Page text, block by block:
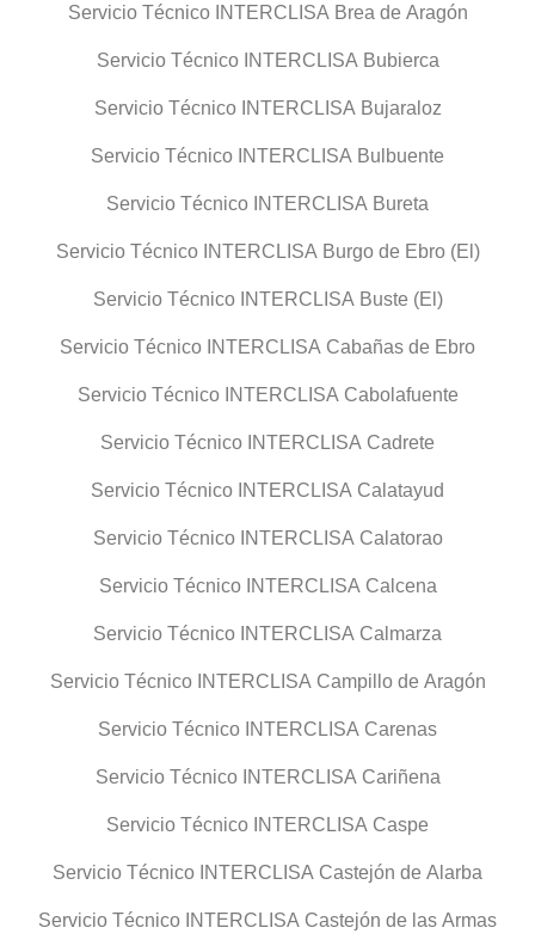
Servicio Técnico INTERCLISA Brea de Aragón
Servicio Técnico INTERCLISA Bubierca
Servicio Técnico INTERCLISA Bujaraloz
Servicio Técnico INTERCLISA Bulbuente
Servicio Técnico INTERCLISA Bureta
Servicio Técnico INTERCLISA Burgo de Ebro (El)
Servicio Técnico INTERCLISA Buste (El)
Servicio Técnico INTERCLISA Cabañas de Ebro
Servicio Técnico INTERCLISA Cabolafuente
Servicio Técnico INTERCLISA Cadrete
Servicio Técnico INTERCLISA Calatayud
Servicio Técnico INTERCLISA Calatorao
Servicio Técnico INTERCLISA Calcena
Servicio Técnico INTERCLISA Calmarza
Servicio Técnico INTERCLISA Campillo de Aragón
Servicio Técnico INTERCLISA Carenas
Servicio Técnico INTERCLISA Cariñena
Servicio Técnico INTERCLISA Caspe
Servicio Técnico INTERCLISA Castejón de Alarba
Servicio Técnico INTERCLISA Castejón de las Armas